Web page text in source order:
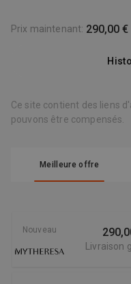
Prix maintenant: 290,00 €
Ce site contient des liens
pouvons être compensés.
Meilleure offre
Nouveau
Livraison